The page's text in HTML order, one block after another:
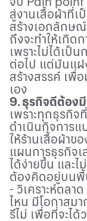
สู่งานเสื้อผ้าที่เ
สร้างเอกลักษ
ถึงจะทำให้เกิด
เพราะไม่ได้เป็
ต่อไป แต่มันแฝ
สร้างสรรค์ เพื่
เอง
9. ธุรกิจดีต้อง
เพราะทุกธุรกิจ
ดำเนินกิจการ
ให้ร้านเสื้อผ้าข
แผนการธุรกิจเ
ได้ง่ายขึ้น และไ
ต้องคิดอยู่บนพื้
- วิเคราะห์ตลา
ไหน มีโอกาสม
รึไม่ เพื่อที่จะไ